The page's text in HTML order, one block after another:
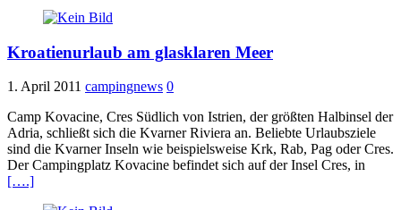
Kroatienurlaub am glasklaren Meer
1. April 2011 campingnews 0
Camp Kovacine, Cres Südlich von Istrien, der größten Halbinsel der
Adria, schließt sich die Kvarner Riviera an. Beliebte Urlaubsziele
sind die Kvarner Inseln wie beispielsweise Krk, Rab, Pag oder Cres.
Der Campingplatz Kovacine befindet sich auf der Insel Cres, in
[….]